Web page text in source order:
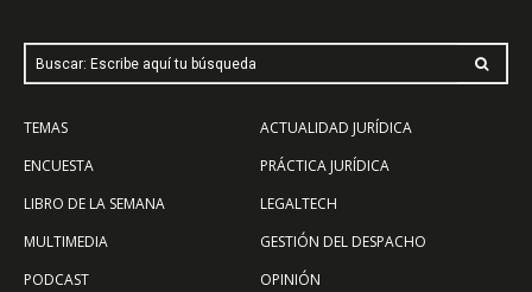
Buscar: Escribe aquí tu búsqueda
TEMAS
ENCUESTA
LIBRO DE LA SEMANA
MULTIMEDIA
PODCAST
ACTUALIDAD JURÍDICA
PRÁCTICA JURÍDICA
LEGALTECH
GESTIÓN DEL DESPACHO
OPINIÓN